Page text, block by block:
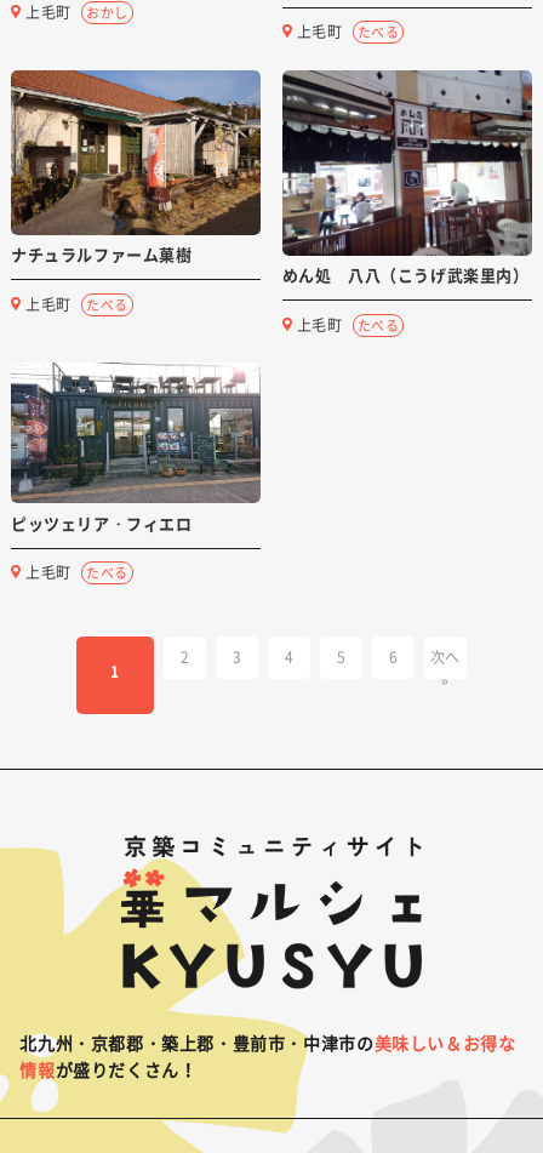
上毛町 おかし
上毛町 たべる
ナチュラルファーム菓樹
上毛町 たべる
めん処 八八（こうげ武楽里内）
上毛町 たべる
ピッツェリア・フィエロ
上毛町 たべる
1
2 3 4 5 6
次へ
»
北九州・京都郡・築上郡・豊前市・中津市の美味しい＆お得な
情報が盛りだくさん！